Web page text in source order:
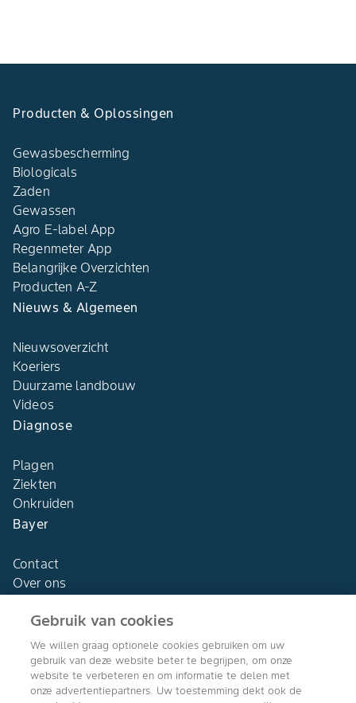
Producten & Oplossingen
Gewasbescherming
Biologicals
Zaden
Gewassen
Agro E-label App
Regenmeter App
Belangrijke Overzichten
Producten A-Z
Nieuws & Algemeen
Nieuwsoverzicht
Koeriers
Duurzame landbouw
Videos
Diagnose
Plagen
Ziekten
Onkruiden
Bayer
Contact
Over ons
Agro Bayer
Nederland
Gebruik van cookies
We willen graag optionele cookies gebruiken om uw
gebruik van deze website beter te begrijpen, om onze
website te verbeteren en om informatie te delen met
onze advertentiepartners. Uw toestemming dekt ook de